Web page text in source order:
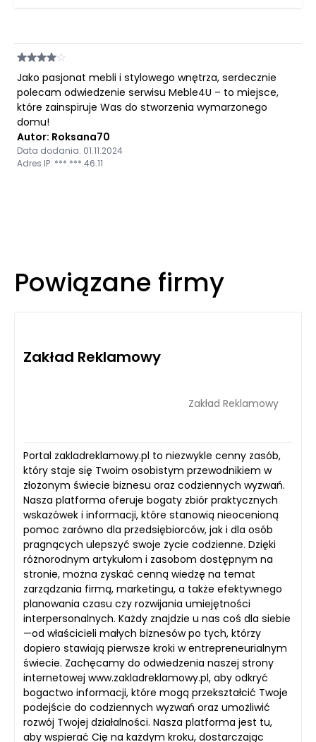
Jako pasjonat mebli i stylowego wnętrza, serdecznie
polecam odwiedzenie serwisu Meble4U – to miejsce,
które zainspiruje Was do stworzenia wymarzonego
domu!
Autor: Roksana70
Data dodania: 01.11.2024
Adres IP: ***.***.46.11
Powiązane firmy
Zakład Reklamowy
Zakład Reklamowy
Portal zakladreklamowy.pl to niezwykle cenny zasób,
który staje się Twoim osobistym przewodnikiem w
złożonym świecie biznesu oraz codziennych wyzwań.
Nasza platforma oferuje bogaty zbiór praktycznych
wskazówek i informacji, które stanowią nieocenioną
pomoc zarówno dla przedsiębiorców, jak i dla osób
pragnących ulepszyć swoje życie codzienne. Dzięki
różnorodnym artykułom i zasobom dostępnym na
stronie, można zyskać cenną wiedzę na temat
zarządzania firmą, marketingu, a także efektywnego
planowania czasu czy rozwijania umiejętności
interpersonalnych. Każdy znajdzie u nas coś dla siebie
—od właścicieli małych biznesów po tych, którzy
dopiero stawiają pierwsze kroki w entrepreneurialnym
świecie. Zachęcamy do odwiedzenia naszej strony
internetowej www.zakladreklamowy.pl, aby odkryć
bogactwo informacji, które mogą przekształcić Twoje
podejście do codziennych wyzwań oraz umożliwić
rozwój Twojej działalności. Nasza platforma jest tu,
aby wspierać Cię na każdym kroku, dostarczając